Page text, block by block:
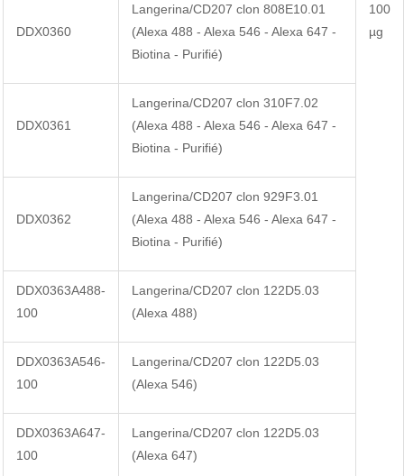
DDX0360
Langerina/CD207 clon 808E10.01
(Alexa 488 - Alexa 546 - Alexa 647 -
Biotina - Purifié)
100
µg
DDX0361
Langerina/CD207 clon 310F7.02
(Alexa 488 - Alexa 546 - Alexa 647 -
Biotina - Purifié)
DDX0362
Langerina/CD207 clon 929F3.01
(Alexa 488 - Alexa 546 - Alexa 647 -
Biotina - Purifié)
DDX0363A488-
100
Langerina/CD207 clon 122D5.03
(Alexa 488)
DDX0363A546-
100
Langerina/CD207 clon 122D5.03
(Alexa 546)
DDX0363A647-
100
Langerina/CD207 clon 122D5.03
(Alexa 647)